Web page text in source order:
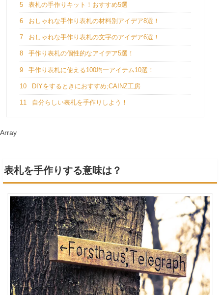
5 表札の手作りキット！おすすめ5選
6 おしゃれな手作り表札の材料別アイデア8選！
7 おしゃれな手作り表札の文字のアイデア6選！
8 手作り表札の個性的なアイデア5選！
9 手作り表札に使える100均一アイテム10選！
10 DIYをするときにおすすめ;CAINZ工房
11 自分らしい表札を手作りしよう！
Array
表札を手作りする意味は？